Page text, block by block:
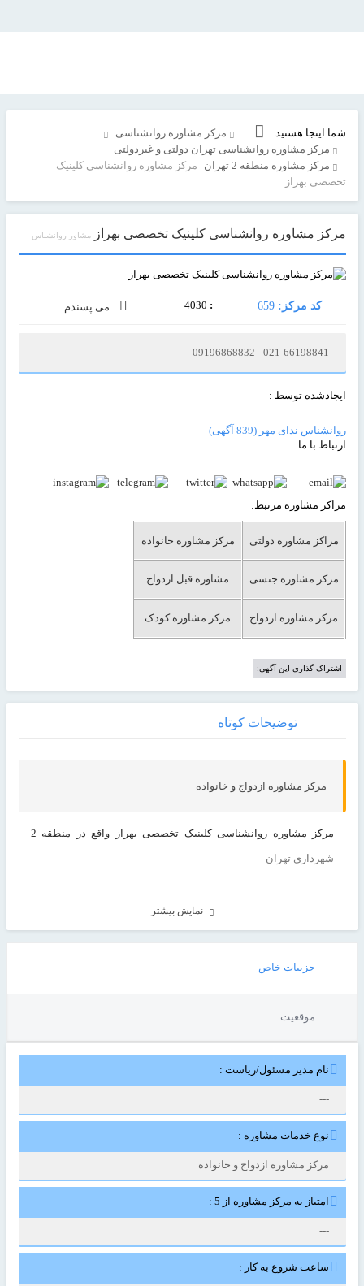
شما اینجا هستید:
مرکز مشاوره روانشناسی
مرکز مشاوره روانشناسی تهران دولتی و غیردولتی
مرکز مشاوره منطقه 2 تهران
مرکز مشاوره روانشناسی کلینیک
تخصصی بهراز
مرکز مشاوره روانشناسی کلینیک تخصصی بهراز مشاور روانشناس
کد مرکز: 659
:
4030 می پسندم
021-66198841 - 09196868832
ایجادشده توسط :
روانشناس ندای مهر (839 آگهی)
ارتباط با ما:
مراکز مشاوره مرتبط:
مراکز مشاوره دولتی مرکز مشاوره خانواده
مرکز مشاوره جنسی مشاوره قبل ازدواج
مرکز مشاوره ازدواج مرکز مشاوره کودک
اشتراک گذاری این آگهی:
توضیحات کوتاه
مرکز مشاوره ازدواج و خانواده
مرکز مشاوره روانشناسی کلینیک تخصصی بهراز واقع در منطقه 2
شهرداری تهران
نمایش بیشتر
جزییات خاص
موقعیت
نام مدیر مسئول/ریاست :
---
نوع خدمات مشاوره :
مرکز مشاوره ازدواج و خانواده
امتیاز به مرکز مشاوره از 5 :
---
ساعت شروع به کار :